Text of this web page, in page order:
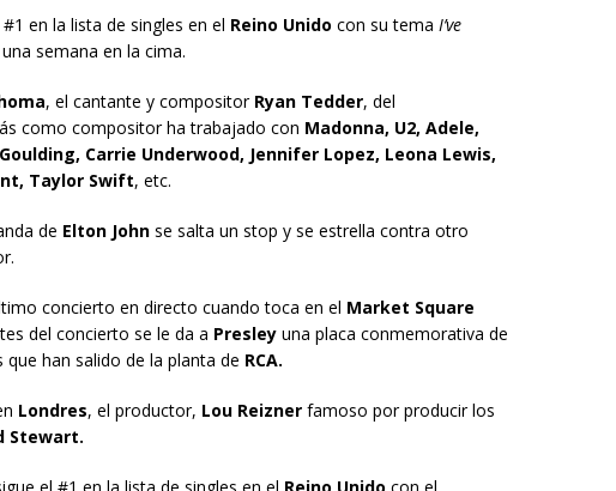
en la lista de singles en el Reino Unido con su tema I’ve
semana en la cima.
, el cantante y compositor Ryan Tedder, del
como compositor ha trabajado con Madonna, U2, Adele,
Carrie Underwood, Jennifer Lopez, Leona Lewis,
Taylor Swift, etc.
de Elton Johnse salta un stop y se estrella contra otro
concierto en directo cuando toca en el Market Square
del concierto se le da a Presleyuna placa conmemorativa de
han salido de la planta de RCA.
Londres, el productor, Lou Reiznerfamoso por producir los
Stewart.